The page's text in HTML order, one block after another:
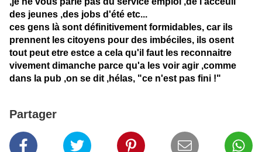
des jeunes ,des jobs d'été etc...
ces gens là sont définitivement formidables, car ils
prennent les citoyens pour des imbéciles, ils osent
tout peut etre estce a cela qu'il faut les reconnaitre
vivement dimanche parce qu'a les voir agir ,comme
dans la pub ,on se dit ,hélas, "ce n'est pas fini !"
Partager